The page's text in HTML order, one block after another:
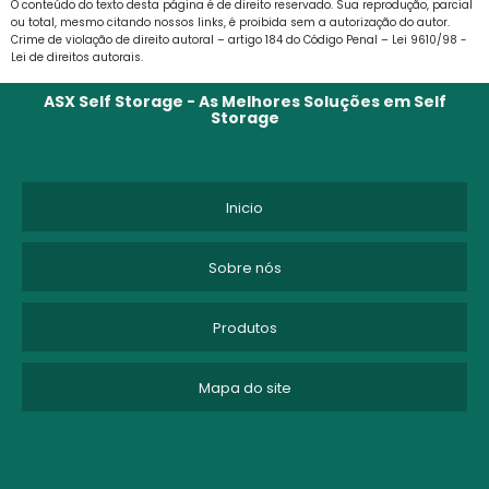
geralmente tudo que o cliente julgar
relevante.
Outro ponto é que as indústrias possuem
plataformas digitais para facilitar e tornar a
BOX SELF STORAGE
CUSTO ARMAZENAGEM ESTOQUE
DEPOSITO DE MOVEIS SÃO PAULO
O conteúdo do texto desta página é de direito reservado. Sua reprodução, parcial
ou total, mesmo citando nossos links, é proibida sem a autorização do autor.
Crime de violação de direito autoral – artigo 184 do Código Penal – Lei 9610/98 -
Lei de direitos autorais.
ASX Self Storage - As Melhores Soluções em Self
Storage
Inicio
Sobre nós
Produtos
Mapa do site